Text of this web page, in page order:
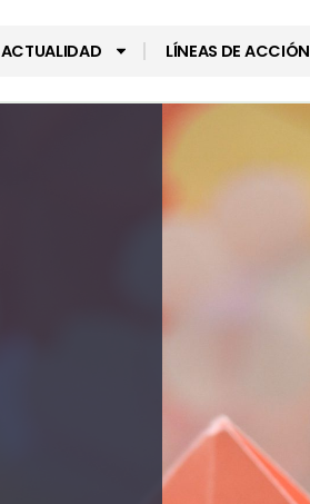
ACTUALIDAD LÍNEAS DE ACCIÓN